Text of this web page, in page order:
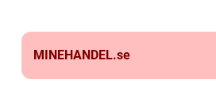
MINEHANDEL.se